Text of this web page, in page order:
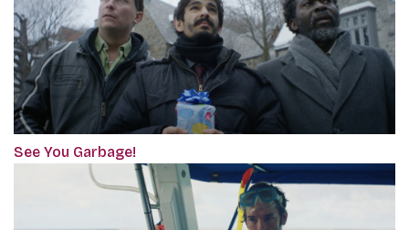
See You Garbage!